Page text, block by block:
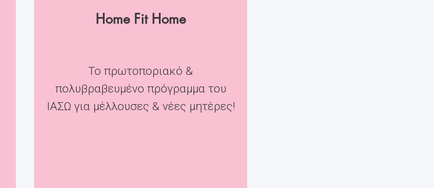
Home Fit Home
Το πρωτοποριακό &
πολυβραβευμένο πρόγραμμα του
ΙΑΣΩ για μέλλουσες & νέες μητέρες!